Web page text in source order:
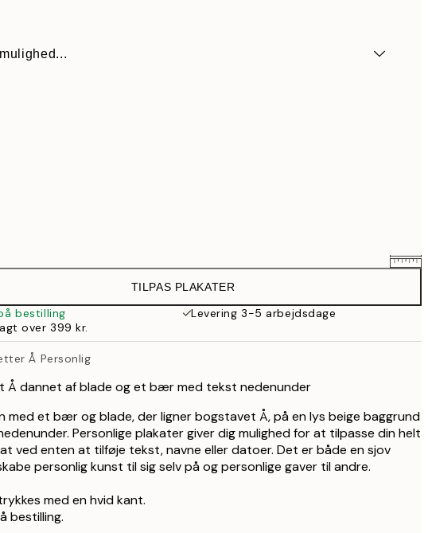
239 kr.
cm
329 kr.
TILPAS PLAKATER
bestilling
Levering 3-5 arbejdsdage
over 399 kr.
Å Personlig
Å dannet af blade og et bær med tekst nedenunder
med et bær og blade, der ligner bogstavet Å, på en lys beige baggrund
Personlige plakater giver dig mulighed for at tilpasse din helt
ved enten at tilføje tekst, navne eller datoer. Det er både en sjov
personlig kunst til sig selv på og personlige gaver til andre.
med en hvid kant.
bestilling.